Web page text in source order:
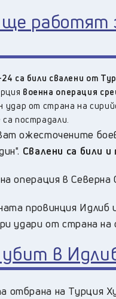
работят
са били свалени от
военна операция
удар от страна на
пострадали.
ожесточените
Свалени са били
операция в
провинция
удари от страна
убит в
на Турция